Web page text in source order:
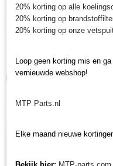
Minitractorparts.nl heeft een
motorkapstickers Iseki TK,
Heeft u nog andere
ons volledige Iseki onderdelen
20% korting op alle
20% korting op
20% korting op onze
Loop geen korting mis en
vernieuwde webshop!
MTP Parts.nl
Elke maand nieuwe